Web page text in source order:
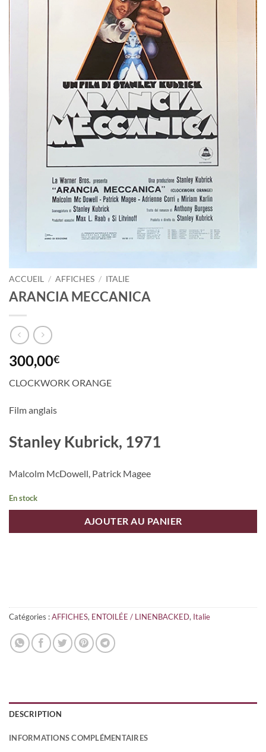
ACCUEIL / AFFICHES / ITALIE
ARANCIA MECCANICA
300,00€
CLOCKWORK ORANGE
Film anglais
Stanley Kubrick, 1971
Malcolm McDowell, Patrick Magee
En stock
AJOUTER AU PANIER
Catégories :AFFICHES, ENTOILÉE / LINENBACKED, Italie
DESCRIPTION
INFORMATIONS COMPLÉMENTAIRES